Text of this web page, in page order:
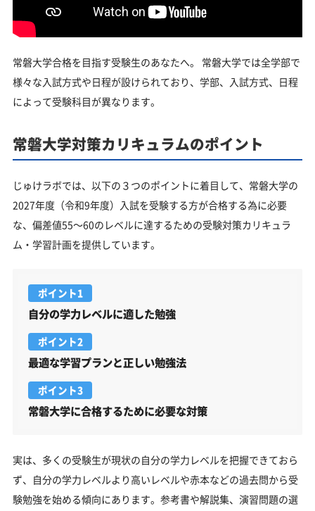
常磐大学合格を目指す受験生のあなたへ。 常磐大学では全学部で
様々な入試方式や日程が設けられており、学部、入試方式、日程
によって受験科目が異なります。
常磐大学対策カリキュラムのポイント
じゅけラボでは、以下の３つのポイントに着目して、常磐大学の
2027年度（令和9年度）入試を受験する方が合格する為に必要
な、偏差値55～60のレベルに達するための受験対策カリキュラ
ム・学習計画を提供しています。
ポイント1
自分の学力レベルに適した勉強
ポイント2
最適な学習プランと正しい勉強法
ポイント3
常磐大学に合格するために必要な対策
実は、多くの受験生が現状の自分の学力レベルを把握できておら
ず、自分の学力レベルより高いレベルや赤本などの過去問から受
験勉強を始める傾向にあります。参考書や解説集、演習問題の選